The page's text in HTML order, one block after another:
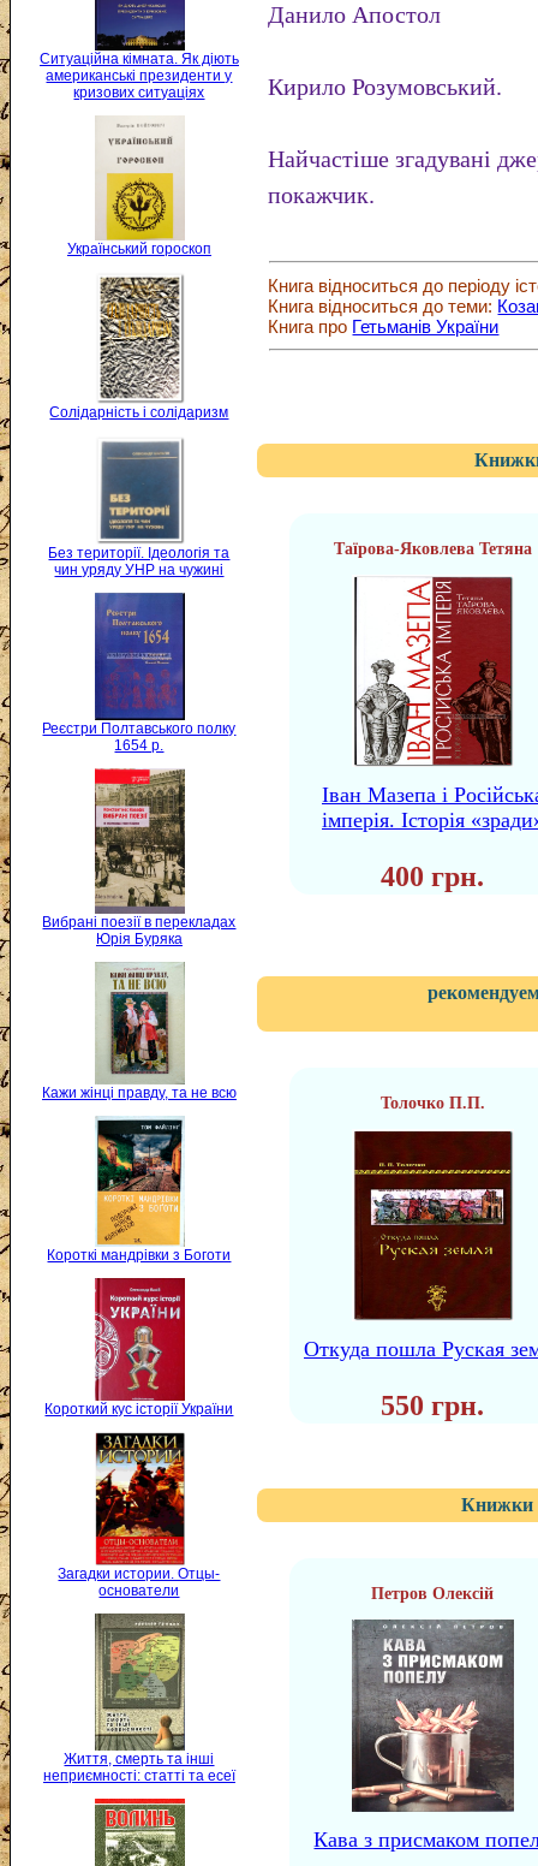
Ситуаційна кімната. Як діють
американські президенти у
кризових ситуаціях
Український гороскоп
Солідарність і солідаризм
Без території. Ідеологія та
чин уряду УНР на чужині
Реєстри Полтавського полку
1654 р.
Вибрані поезії в перекладах
Юрія Буряка
Кажи жінці правду, та не всю
Короткі мандрівки з Боготи
Короткий кус історії України
Загадки истории. Отцы-
основатели
Життя, смерть та інші
неприємності: статті та есеї
Данило Апостол
Кирило Розумовський.
Найчастіше згадувані
покажчик.
Книга відноситься до періоду
Книга відноситься до теми:
Книга про Гетьманів України
Таїрова-Яковлева Тетяна
Іван Мазепа і
імперія. Історія
400 грн.
Толочко П.П.
Откуда пошла Руская
550 грн.
Книжки
Петров Олексій
Кава з присмаком